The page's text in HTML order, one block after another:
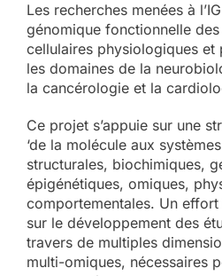
Les recherches menées à
génomique fonctionnelle
cellulaires physiologiques et
les domaines de la
la cancérologie et la
Ce projet s’appuie sur une
‘de la molécule aux
structurales, biochimiques,
épigénétiques, omiques,
comportementales. Un
sur le développement des
travers de multiples
multi-omiques, nécessaires